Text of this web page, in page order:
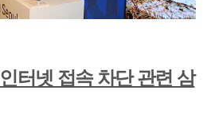
인터넷 접속 차단 관련 삼